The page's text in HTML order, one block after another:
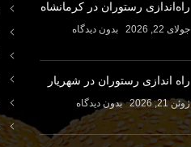
راه‌اندازی رستوران در کرمانشاه
جولای 22, 2026 بدون دیدگاه
راه اندازی رستوران در شهریار
ژوئن 21, 2026 بدون دیدگاه